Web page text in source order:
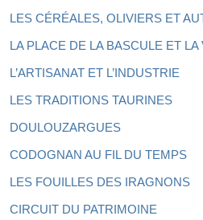
LES CÉRÉALES, OLIVIERS ET
LA PLACE DE LA BASCULE ET LA
L’ARTISANAT ET L’INDUSTRIE
LES TRADITIONS TAURINES
DOULOUZARGUES
CODOGNAN AU FIL DU TEMPS
LES FOUILLES DES IRAGNONS
CIRCUIT DU PATRIMOINE